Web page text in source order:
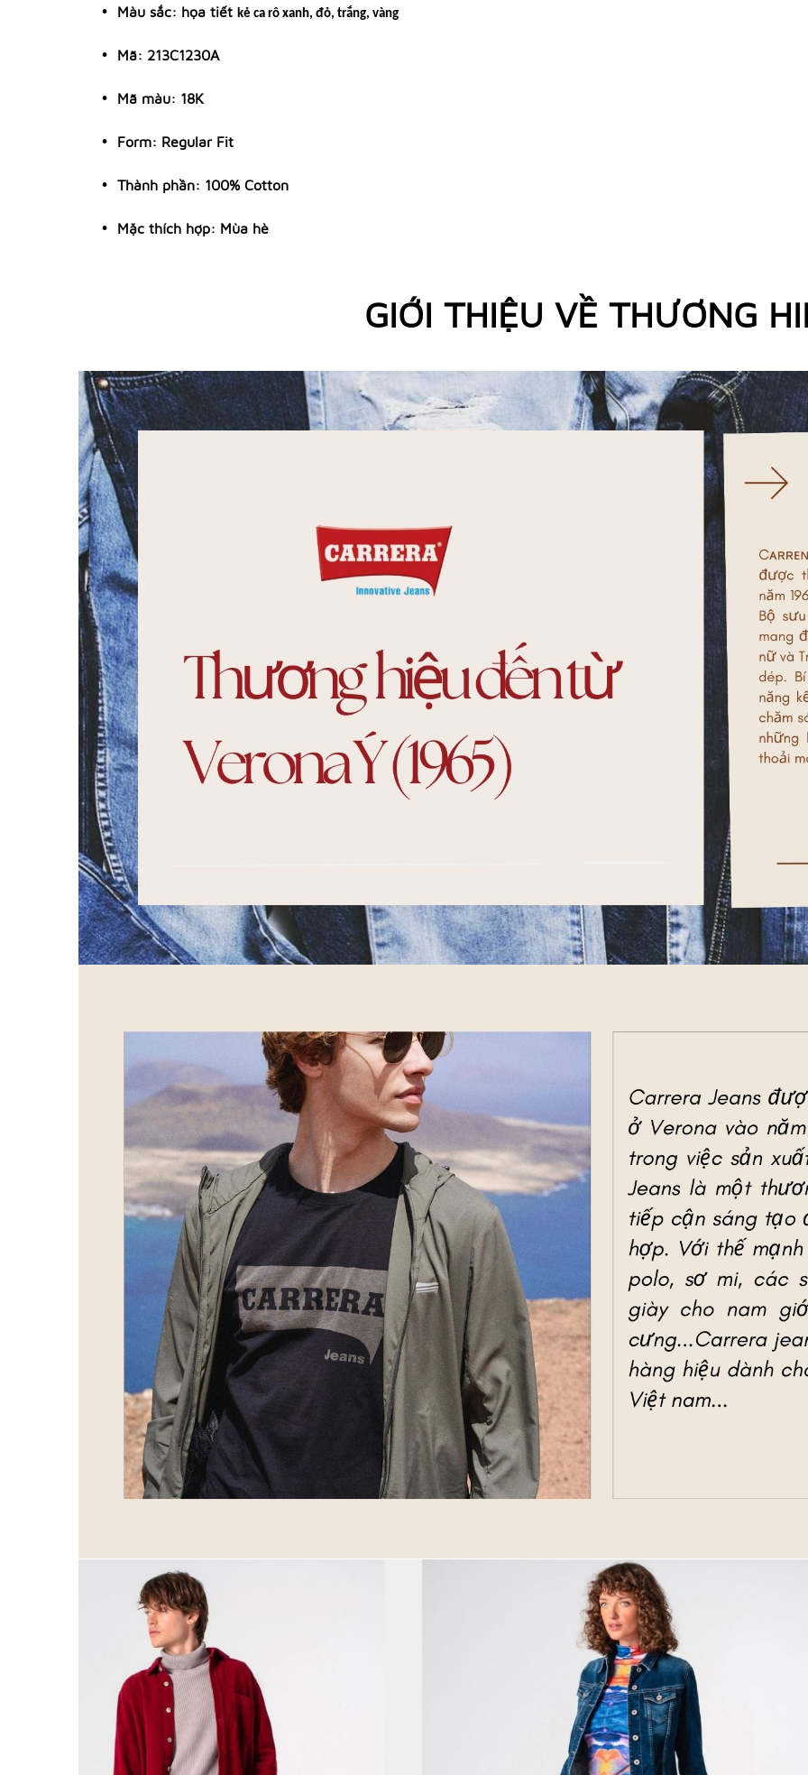
Màu sắc: họa tiết kẻ ca rô xanh, đỏ, trắng, vàng
Mã: 213C1230A
Mã màu: 18K
Form: Regular Fit
Thành phần: 100% Cotton
Mặc thích hợp: Mùa hè
GIỚI THIỆU VỀ THƯƠNG